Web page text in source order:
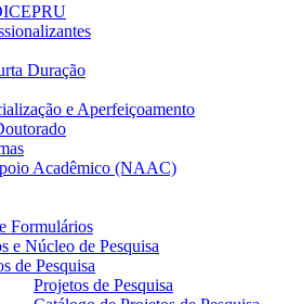
Duração
e Aperfeiçoamento
Acadêmico (NAAC)
Formulários
e Núcleo de Pesquisa
de Pesquisa
Projetos de Pesquisa